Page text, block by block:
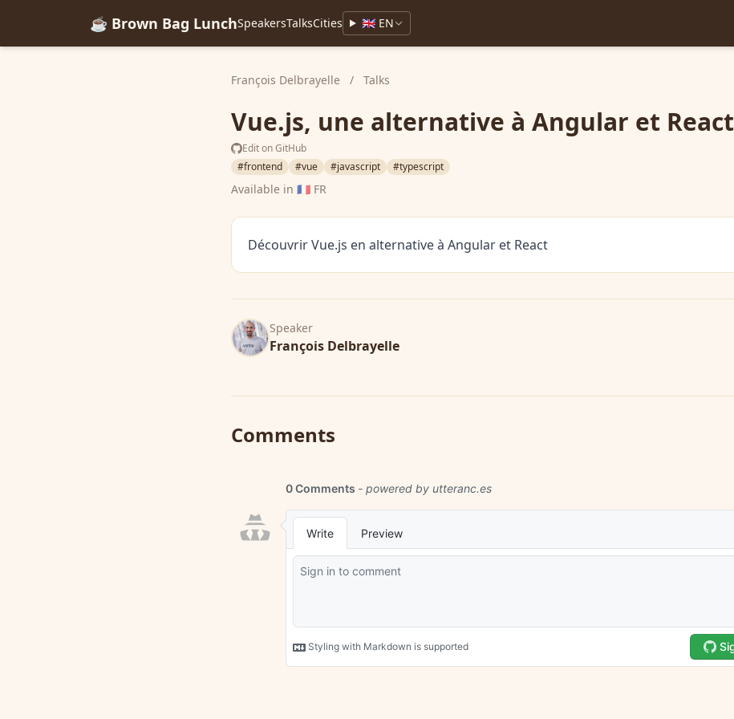
☕ Brown Bag LunchSpeakersTalksCities 🇬🇧 EN
François Delbrayelle / Talks
Vue.js, une alternative à Angular et React
Edit on GitHub
#frontend
#vue #javascript #typescript
Available in 🇫🇷 FR
Découvrir Vue.js en alternative à Angular et React
Speaker
François Delbrayelle
Comments